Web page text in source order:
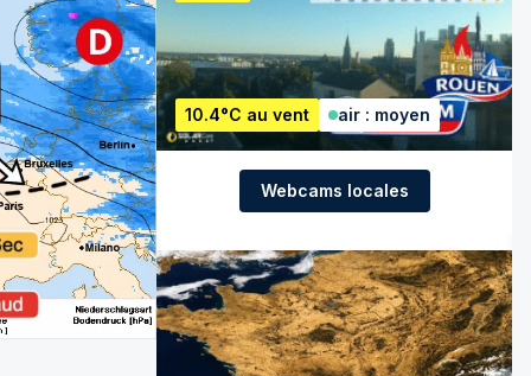
10.4°C au vent air : moyen
Webcams locales